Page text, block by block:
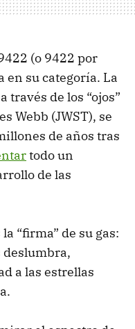
(o 9422 por
en su categoría. La
través de los “ojos”
Webb (JWST), se
de años tras
todo un
de las
“firma” de su gas:
deslumbra,
a las estrellas